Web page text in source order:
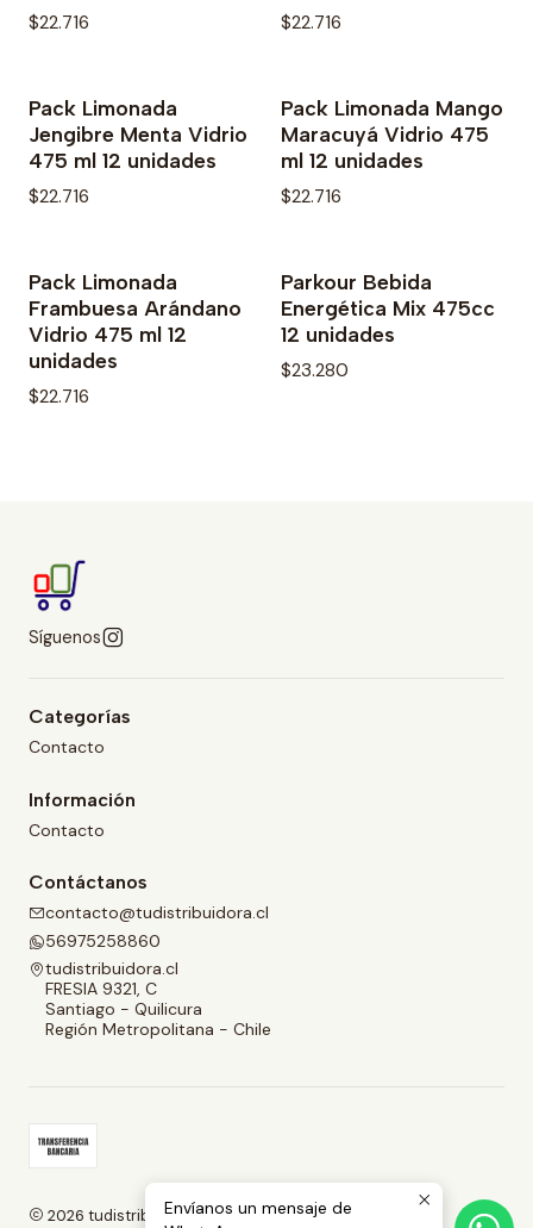
$22.716 $22.716
No disponible
Pack Limonada
Jengibre Menta Vidrio
475 ml 12 unidades
$22.716
No disponible
Pack Limonada Mango
Maracuyá Vidrio 475
ml 12 unidades
$22.716
No disponible
Pack Limonada
Frambuesa Arándano
Vidrio 475 ml 12
unidades
$22.716
No disponible
Parkour Bebida
Energética Mix 475cc
12 unidades
$23.280
Síguenos
Categorías
Contacto
Información
Contacto
Contáctanos
contacto@tudistribuidora.cl
56975258860
tudistribuidora.cl
FRESIA 9321, C
Santiago - Quilicura
Región Metropolitana - Chile
2026 tudistribuidora.cl.Envíanos un mensaje de